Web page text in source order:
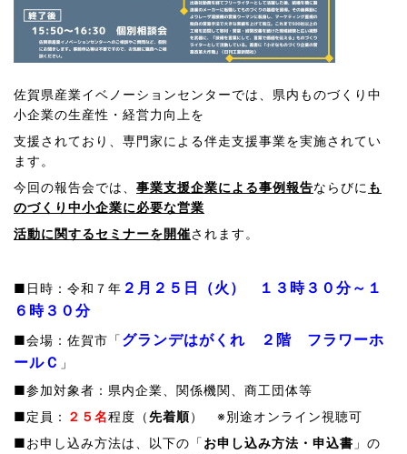
佐賀県産業イベノーションセンターでは、県内ものづくり中
小企業の生産性・経営力向上を
支援されており、専門家による伴走支援事業を実施されてい
ます。
今回の報告会では、 事業支援企業による事例報告ならびに も
のづくり中小企業に必要な営業
活動に関するセミナーを開催されます。
■日時：令和７年 ２月２５日（火）
１３時３０分～１
６時３０分
■会場：佐賀市「グランデはがくれ ２階 フラワーホ
ールＣ 」
■参加対象者：県内企業、関係機関、商工団体等
■定員： ２５名程度（先着順） ※別途オンライン視聴可
■お申し込み方法は、以下の「お申し込み方法・申込書 」の